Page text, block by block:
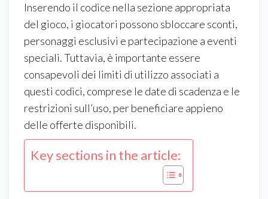
Inserendo il codice nella sezione appropriata
del gioco, i giocatori possono sbloccare sconti,
personaggi esclusivi e partecipazione a eventi
speciali. Tuttavia, è importante essere
consapevoli dei limiti di utilizzo associati a
questi codici, comprese le date di scadenza e le
restrizioni sull’uso, per beneficiare appieno
delle offerte disponibili.
Key sections in the article: